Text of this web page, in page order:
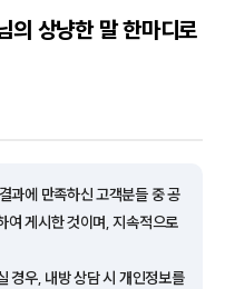
의 상냥한 말 한마디로
과에 만족하신 고객분들 중 공
여 게시한 것이며, 지속적으로
경우, 내방 상담 시 개인정보를